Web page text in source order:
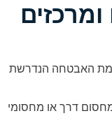
האבטחה הנדרשת
דרך או מחסומי